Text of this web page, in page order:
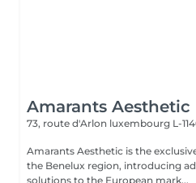
Amarants Aesthetic
73, route d'Arlon luxembourg L-
Amarants Aesthetic is the
the Benelux region, introducing
solutions to the European mark...